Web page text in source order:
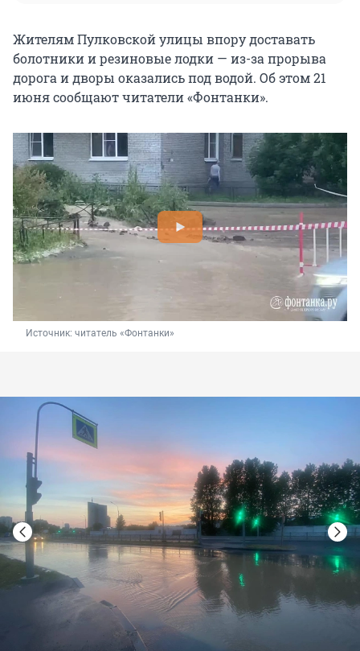
Жителям Пулковской улицы впору доставать
болотники и резиновые лодки — из-за прорыва
дорога и дворы оказались под водой. Об этом 21
июня сообщают читатели «Фонтанки».
Источник: читатель «Фонтанки»